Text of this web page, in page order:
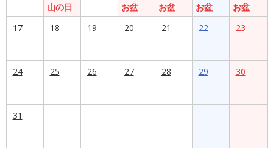
山の日
お盆
お盆
お盆
お盆
17
18 19 20 21 22 23
24 25 26 27 28 29 30
31